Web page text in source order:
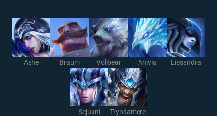
Ashe Braum Volibear Anivia Lissandra
Sejuani Tryndamere